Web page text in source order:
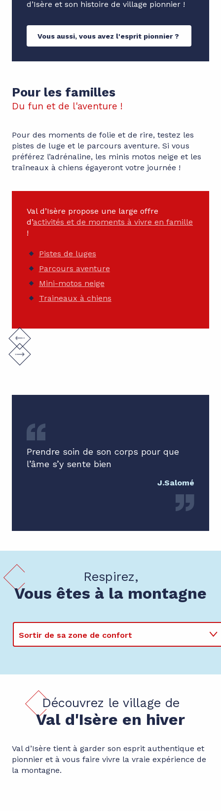
d’Isère et son histoire de village pionnier !
Vous aussi, vous avez l'esprit pionnier ?
Pour les familles
Du fun et de l'aventure !
Pour des moments de folie et de rire, testez les
pistes de luge et le parcours aventure. Si vous
préférez l’adrénaline, les minis motos neige et les
traîneaux à chiens égayeront votre journée !
Val d’Isère propose une large offre
d’activités et de moments à vivre en famille
!
Pistes de luges
Parcours aventure
Mini-motos neige
Traineaux à chiens
Prendre soin de son corps pour que
l’âme s’y sente bien
J.Salomé
Respirez,
Vous êtes à la montagne
Sortir de sa zone de confort
Les nouveautés de l'hiver
Découvrez le village de
Val d'Isère en hiver
Val d’Isère tient à garder son esprit authentique et
pionnier et à vous faire vivre la vraie expérience de
la montagne.